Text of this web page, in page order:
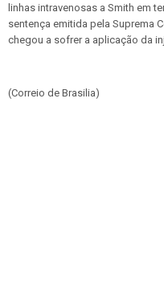
linhas intravenosas a Smith em
sentença emitida pela Suprema
chegou a sofrer a aplicação da
(Correio de Brasilia)